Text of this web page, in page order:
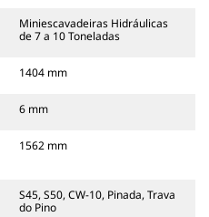
Miniescavadeiras Hidráulicas
de 7 a 10 Toneladas
1404 mm
6 mm
1562 mm
S45, S50, CW-10, Pinada, Trava
do Pino